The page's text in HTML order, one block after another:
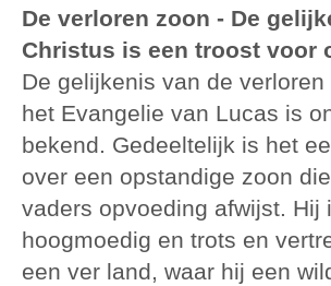
De verloren zoon - De
Christus is een troost voor
De gelijkenis van de verloren
het Evangelie van Lucas is
bekend. Gedeeltelijk is het
over een opstandige zoon
vaders opvoeding afwijst. Hij
hoogmoedig en trots en
een ver land, waar hij een